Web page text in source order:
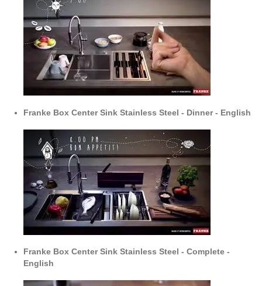
Franke Box Center Sink Stainless Steel - Dinner - English
Franke Box Center Sink Stainless Steel - Complete -
English